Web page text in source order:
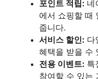
포인트 적립: 네
에서 쇼핑할 때
줍니다.
서비스 할인: 다
혜택을 받을 수
전용 이벤트: 특
참여할 수 있는